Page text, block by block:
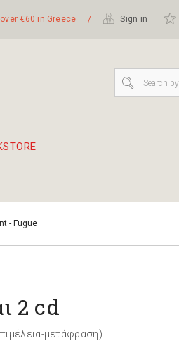
€60 in Greece / Sign in
- Fugue
2 cd
μετάφραση)